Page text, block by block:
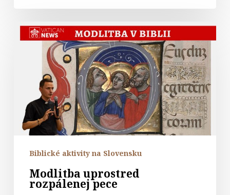
Modlitba
uprostred
rozpálenej
Biblické aktivity na Slovensku
Modlitba uprostred
rozpálenej pece